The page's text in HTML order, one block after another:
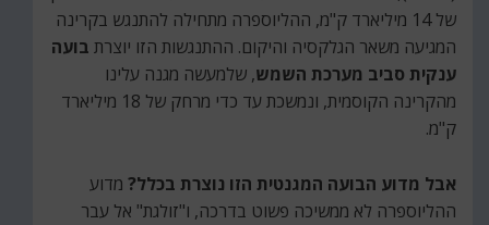
של 14 מיליארד ק"מ, ההליוספרה מתחילה להתנגש בקרינה
המגיעה משאר הגלקסיה והיקום. ההתנגשות הזו יוצרת בועה
ענקית סביב מערכת השמש, שלמעשה מגנה עלינו
מהקרינה הקוסמית, ונמשכת עד כדי מרחק של 18 מיליארד
ק"מ.
אבל מדוע הבועה המגנטית הזו נוצרת בכלל? מדוע
ההליוספרה לא ממשיכה פשוט בדרכה, ו"זולגת" אל עבר